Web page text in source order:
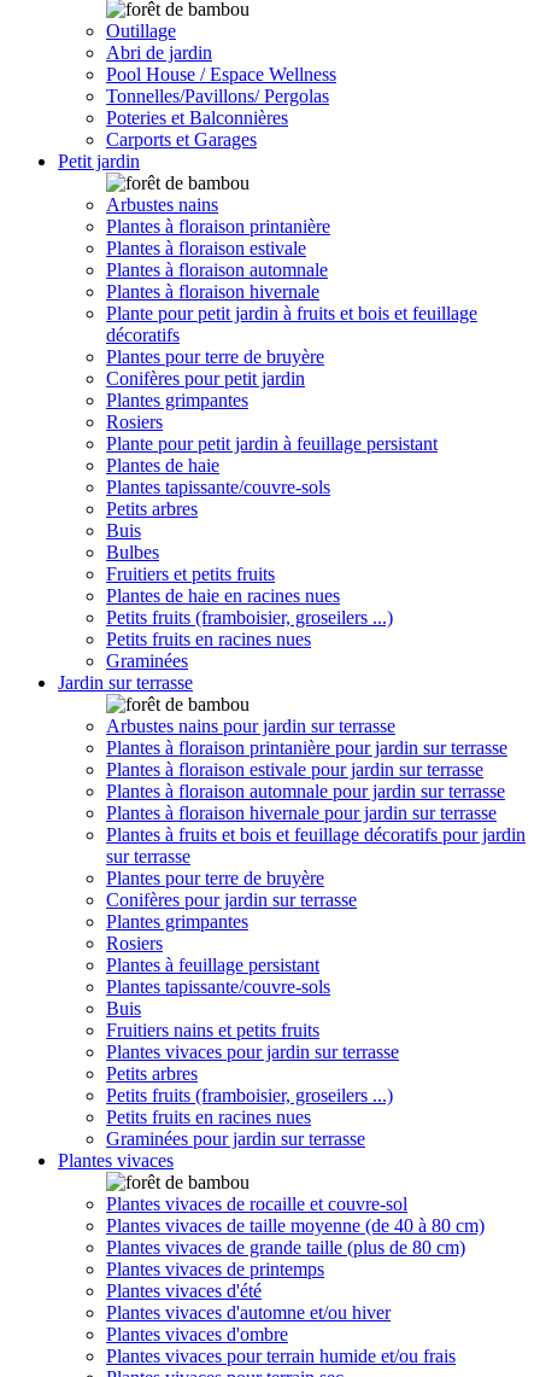
Outillage
Abri de jardin
Pool House / Espace Wellness
Tonnelles/Pavillons/ Pergolas
Poteries et Balconnières
Carports et Garages
Petit jardin
Arbustes nains
Plantes à floraison printanière
Plantes à floraison estivale
Plantes à floraison automnale
Plantes à floraison hivernale
Plante pour petit jardin à fruits et bois et feuillage
décoratifs
Plantes pour terre de bruyère
Conifères pour petit jardin
Plantes grimpantes
Rosiers
Plante pour petit jardin à feuillage persistant
Plantes de haie
Plantes tapissante/couvre-sols
Petits arbres
Buis
Bulbes
Fruitiers et petits fruits
Plantes de haie en racines nues
Petits fruits (framboisier, groseilers ...)
Petits fruits en racines nues
Graminées
Jardin sur terrasse
Arbustes nains pour jardin sur terrasse
Plantes à floraison printanière pour jardin sur terrasse
Plantes à floraison estivale pour jardin sur terrasse
Plantes à floraison automnale pour jardin sur terrasse
Plantes à floraison hivernale pour jardin sur terrasse
Plantes à fruits et bois et feuillage décoratifs pour jardin
sur terrasse
Plantes pour terre de bruyère
Conifères pour jardin sur terrasse
Plantes grimpantes
Rosiers
Plantes à feuillage persistant
Plantes tapissante/couvre-sols
Buis
Fruitiers nains et petits fruits
Plantes vivaces pour jardin sur terrasse
Petits arbres
Petits fruits (framboisier, groseilers ...)
Petits fruits en racines nues
Graminées pour jardin sur terrasse
Plantes vivaces
Plantes vivaces de rocaille et couvre-sol
Plantes vivaces de taille moyenne (de 40 à 80 cm)
Plantes vivaces de grande taille (plus de 80 cm)
Plantes vivaces de printemps
Plantes vivaces d'été
Plantes vivaces d'automne et/ou hiver
Plantes vivaces d'ombre
Plantes vivaces pour terrain humide et/ou frais